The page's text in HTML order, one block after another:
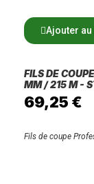
Ajouter au
FILS DE
MM / 215 M -
69,25 €
Fils de coupe